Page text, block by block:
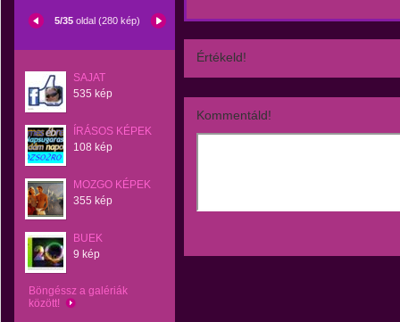
5/35 oldal (280 kép)
SAJAT
535 kép
ÍRÁSOS KÉPEK
108 kép
MOZGO KÉPEK
355 kép
BUEK
9 kép
Böngéssz a galériák
között!
Értékeld!
Kommentáld!